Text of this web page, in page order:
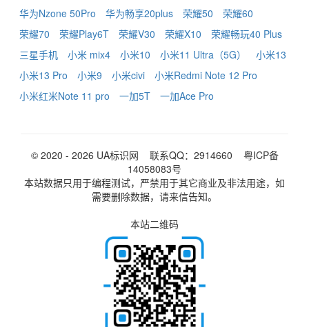
华为Nzone 50Pro
华为畅享20plus 荣耀50
荣耀60
荣耀70
荣耀Play6T 荣耀V30 荣耀X10
荣耀畅玩40 Plus
三星手机
小米 mix4 小米10 小米11 Ultra（5G）
小米13
小米13 Pro
小米9 小米civi
小米Redmi Note 12 Pro
小米红米Note 11 pro
一加5T 一加Ace Pro
© 2020 - 2026 UA标识网 联系QQ：2914660 粤ICP备
14058083号
本站数据只用于编程测试，严禁用于其它商业及非法用途，如
需要删除数据，请来信告知。
本站二维码